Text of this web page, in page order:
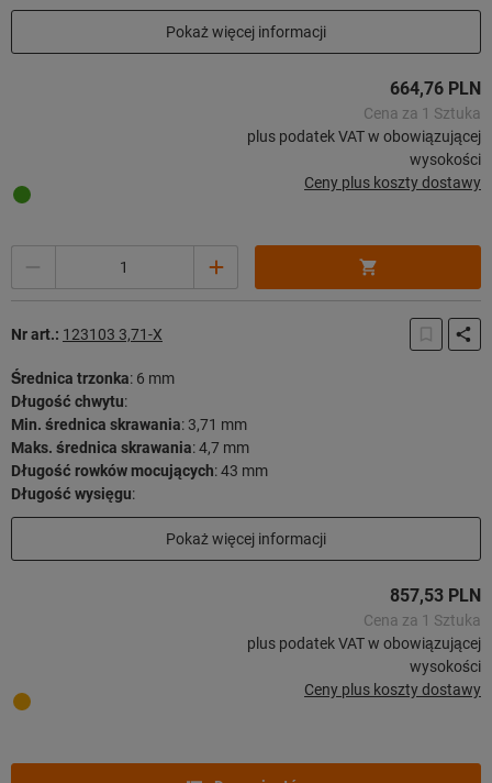
Długość użytkowa:29 mm
72 mm
Strategia skrawania:HPC
Pokaż więcej informacji
664,76 PLN
Cena za 1 Sztuka
plus podatek VAT w obowiązującej
wysokości
Ceny plus koszty dostawy
Nr art.: 123103 3,71-X
Średnica trzonka: 6 mm
Długość chwytu:
Min. średnica skrawania: 3,71 mm
Maks. średnica skrawania:4,7 mm
Długość rowków mocujących:43 mm
Długość wysięgu:
Długość użytkowa:
81 mm
Strategia skrawania:HPC
Dostawa w terminie późniejszym
Skaluj ceny:
z 20 sztuki
714,78 PLN / 1 Sztuka
Pokaż więcej informacji
857,53 PLN
Cena za 1 Sztuka
plus podatek VAT w obowiązującej
wysokości
Ceny plus koszty dostawy